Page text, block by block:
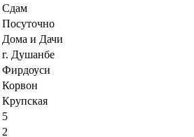
Сдам
Посуточно
Дома и Дачи
г. Душанбе
Фирдоуси
Корвон
Крупская
5
2